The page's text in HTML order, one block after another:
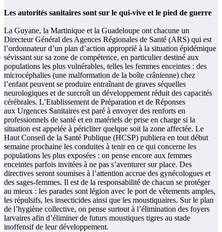
Les autorités sanitaires sont sur le qui-vive et le pied de guerre
La Guyane, la Martinique et la Guadeloupe ont chacune un
Directeur Général des Agences Régionales de Santé (ARS) qui est
l’ordonnateur d’un plan d’action approprié à la situation épidémique
sévissant sur sa zone de compétence, en particulier destiné aux
populations les plus vulnérables, telles les femmes enceintes : des
microcéphalies (une malformation de la boîte crânienne) chez
l’enfant peuvent se produire entraînant de graves séquelles
neurologiques et de surcroît un développement réduit des capacités
cérébrales. L’Etablissement de Préparation et de Réponses
aux Urgences Sanitaires est paré à envoyer des renforts en
professionnels de santé et en matériels de prise en charge si la
situation est appelée à péricliter quelque soit la zone affectée. Le
Haut Conseil de la Santé Publique (HCSP) publiera en tout début
semaine prochaine les conduites à tenir en ce qui concerne les
populations les plus exposées : on pense encore aux femmes
enceintes parfois invitées à ne pas s’aventurer sur place. Des
directives seront soumises à l’attention accrue des gynécologues et
des sages-femmes. Il est de la responsabilité de chacun se protéger
au mieux : les parades sont légion avec le port de vêtements amples,
les répulsifs, les insecticides ainsi que les moustiquaires. Sur le plan
de l’hygiène collective, on pense surtout à l’élimination des foyers
larvaires afin d’éliminer de futurs moustiques tigres au stade
inoffensif de leur développement.